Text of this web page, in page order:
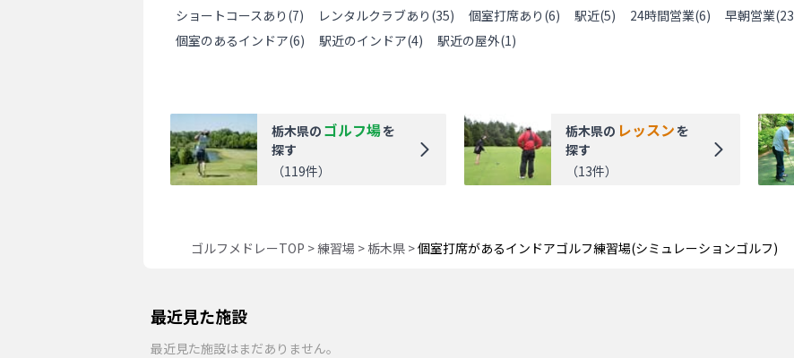
ショートコースあり (7) レンタルクラブあり (35) 個室打席あり (6) 駅近(5) 24時間営業(6) 早朝営業(23
個室のあるインドア(6) 駅近のインドア(4) 駅近の屋外(1)
栃木県の ゴルフ場を
探す
（119件）
栃木県の レッスンを
探す
（13件）
ゴルフメドレーTOP >練習場 >栃木県>個室打席があるインドアゴルフ練習場(シミュレーションゴルフ)
最近見た施設
最近見た施設はまだありません。